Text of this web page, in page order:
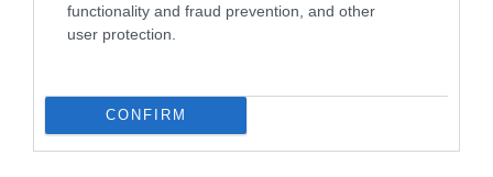
functionality and fraud prevention, and other
user protection.
CONFIRM